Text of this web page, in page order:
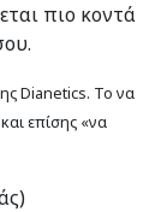
πιο κοντά
Dianetics. Το να
επίσης «να